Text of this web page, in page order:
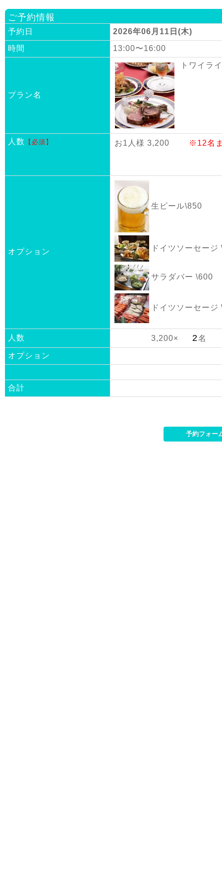
ご予約情報
予約日
2026年06月11日(木)
時間
13:00〜16:00
プラン名
トワイラ
人数 【必須】 お1人様 3,200 ※12名
オプション
生ビール\850
ドイツソーセージ
サラダバー \600
ドイツソーセージ
人数 3,200× 名
オプション
合計